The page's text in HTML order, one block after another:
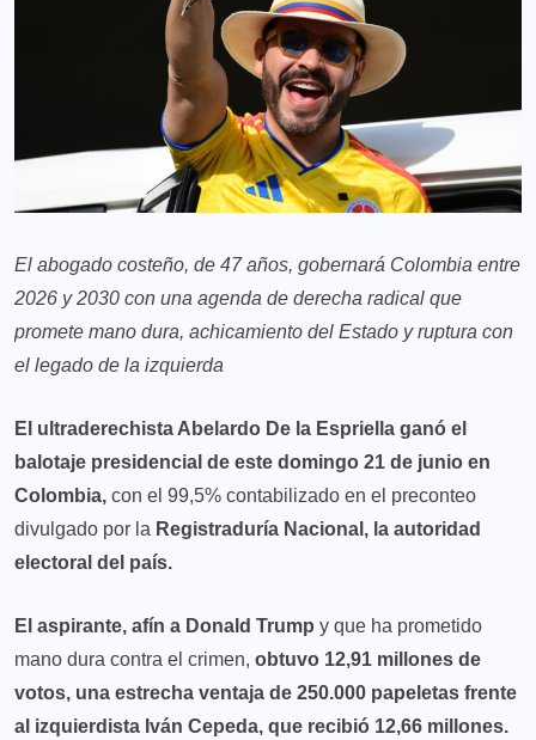
El abogado costeño, de 47 años, gobernará Colombia entre
2026 y 2030 con una agenda de derecha radical que
promete mano dura, achicamiento del Estado y ruptura con
el legado de la izquierda
El ultraderechista Abelardo De la Espriella ganó el
balotaje presidencial de este domingo 21 de junio en
Colombia, con el 99,5% contabilizado en el preconteo
divulgado por la Registraduría Nacional, la autoridad
electoral del país.
El aspirante, afín a Donald Trump y que ha prometido
mano dura contra el crimen, obtuvo 12,91 millones de
votos, una estrecha ventaja de 250.000 papeletas frente
al izquierdista Iván Cepeda, que recibió 12,66 millones.